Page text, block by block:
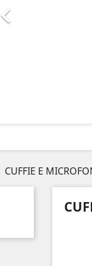

CUFFIE E